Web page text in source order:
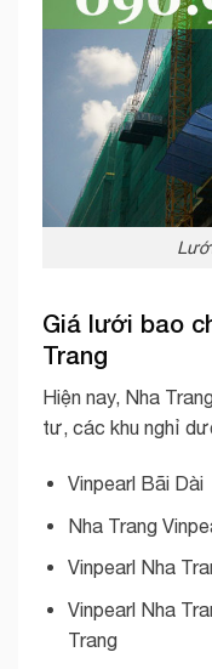
Giá lưới bao
Trang
Hiện nay, Nha
tư, các khu nghỉ
Vinpearl Bãi Dài
Nha Trang
Vinpearl Nha
Vinpearl Nha
Trang